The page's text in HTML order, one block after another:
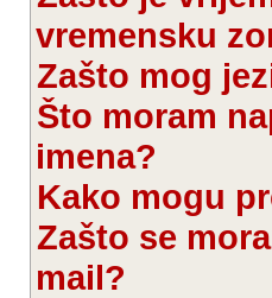
vremensku
Zašto mog
Što moram
imena?
Kako mogu
Zašto se
mail?